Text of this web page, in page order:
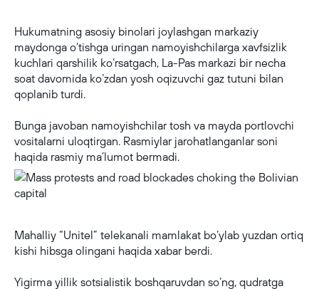
Hukumatning asosiy binolari joylashgan markaziy
maydonga o‘tishga uringan namoyishchilarga xavfsizlik
kuchlari qarshilik ko‘rsatgach, La-Pas markazi bir necha
soat davomida ko‘zdan yosh oqizuvchi gaz tutuni bilan
qoplanib turdi.
Bunga javoban namoyishchilar tosh va mayda portlovchi
vositalarni uloqtirgan. Rasmiylar jarohatlanganlar soni
haqida rasmiy ma’lumot bermadi.
Mahalliy “Unitel” telekanali mamlakat bo‘ylab yuzdan ortiq
kishi hibsga olingani haqida xabar berdi.
Yigirma yillik sotsialistik boshqaruvdan so‘ng, qudratga